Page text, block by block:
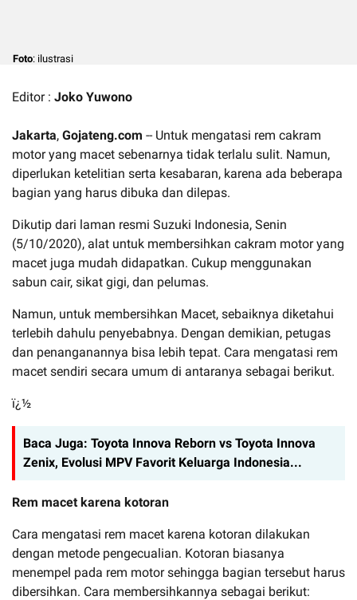
Foto: ilustrasi
Editor : Joko Yuwono
Jakarta, Gojateng.com -- Untuk mengatasi rem cakram
motor yang macet sebenarnya tidak terlalu sulit. Namun,
diperlukan ketelitian serta kesabaran, karena ada beberapa
bagian yang harus dibuka dan dilepas.
Dikutip dari laman resmi Suzuki Indonesia, Senin
(5/10/2020), alat untuk membersihkan cakram motor yang
macet juga mudah didapatkan. Cukup menggunakan
sabun cair, sikat gigi, dan pelumas.
Namun, untuk membersihkan Macet, sebaiknya diketahui
terlebih dahulu penyebabnya. Dengan demikian, petugas
dan penanganannya bisa lebih tepat. Cara mengatasi rem
macet sendiri secara umum di antaranya sebagai berikut.
ï¿½
Baca Juga: Toyota Innova Reborn vs Toyota Innova
Zenix, Evolusi MPV Favorit Keluarga Indonesia...
Rem macet karena kotoran
Cara mengatasi rem macet karena kotoran dilakukan
dengan metode pengecualian. Kotoran biasanya
menempel pada rem motor sehingga bagian tersebut harus
dibersihkan. Cara membersihkannya sebagai berikut: